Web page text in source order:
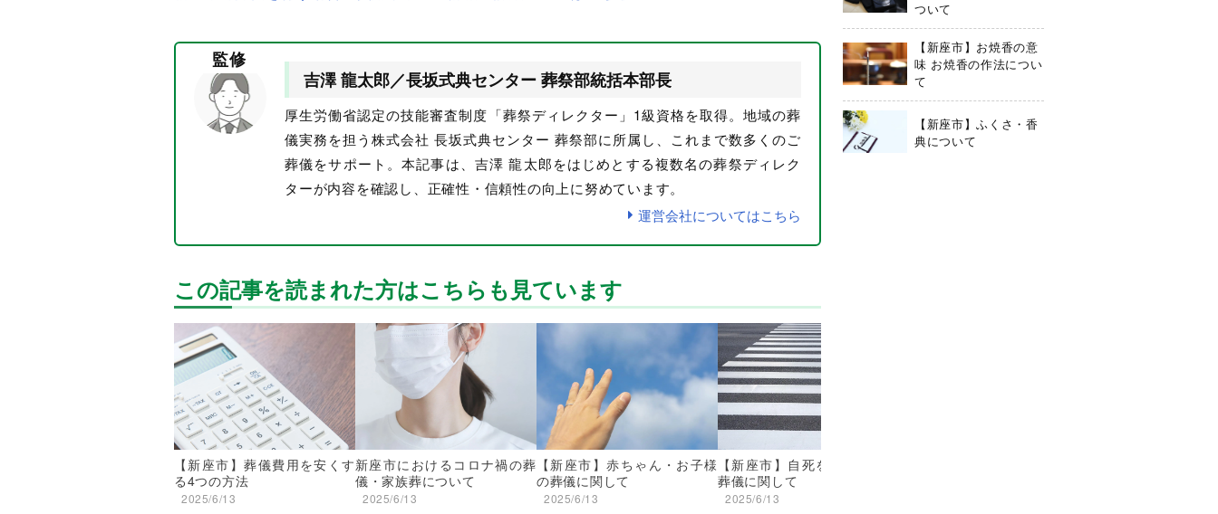
監修
吉澤 龍太郎／長坂式典センター 葬祭部統括本部長
厚生労働省認定の技能審査制度「葬祭ディレクター」1級資格を取得。地域の葬
儀実務を担う株式会社 長坂式典センター 葬祭部に所属し、これまで数多くのご
葬儀をサポート。本記事は、吉澤 龍太郎をはじめとする複数名の葬祭ディレク
ターが内容を確認し、正確性・信頼性の向上に努めています。
運営会社についてはこちら
この記事を読まれた方はこちらも見ています
【新座市】葬儀費用を安くす
る4つの方法
2025/6/13
新座市におけるコロナ禍の葬
儀・家族葬について
2025/6/13
【新座市】赤ちゃん・お子様
の葬儀に関して
2025/6/13
【新座市】自死をされた方の
葬儀に関して
2025/6/13
ついて
【新座市】お焼香の意
味 お焼香の作法につい
て
【新座市】ふくさ・香
典について